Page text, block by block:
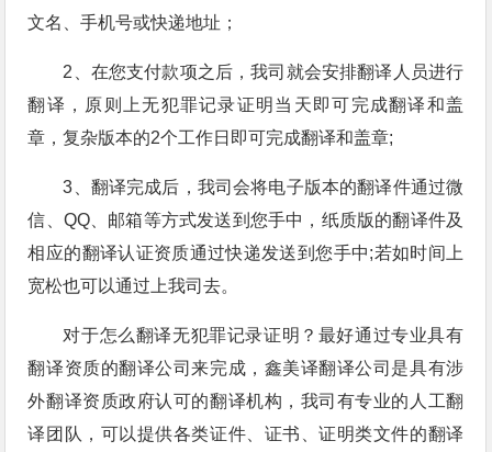
文名、手机号或快递地址；
2、在您支付款项之后，我司就会安排翻译人员进行
翻译，原则上无犯罪记录证明当天即可完成翻译和盖
章，复杂版本的2个工作日即可完成翻译和盖章;
3、翻译完成后，我司会将电子版本的翻译件通过微
信、QQ、邮箱等方式发送到您手中，纸质版的翻译件及
相应的翻译认证资质通过快递发送到您手中;若如时间上
宽松也可以通过上我司去。
对于怎么翻译无犯罪记录证明？最好通过专业具有
翻译资质的翻译公司来完成，鑫美译翻译公司是具有涉
外翻译资质政府认可的翻译机构，我司有专业的人工翻
译团队，可以提供各类证件、证书、证明类文件的翻译